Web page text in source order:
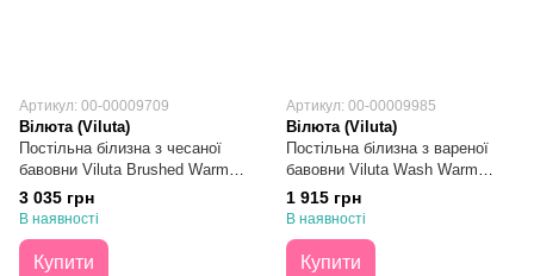
Артикул: 00-00009709
Вілюта (Viluta)
Постільна білизна з чесаної
бавовни Viluta Brushed Warm
Cotton №02 Євро
3 035 грн
В наявності
Купити
Артикул: 00-00009985
Вілюта (Viluta)
Постільна білизна з вареної
бавовни Viluta Wash Warm
Cotton №15 Двоспальна
1 915 грн
В наявності
Купити